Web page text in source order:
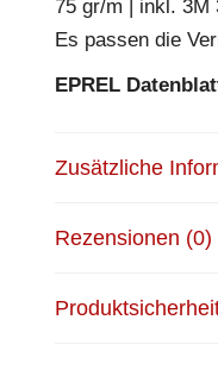
75 gr/m | inkl. 3M
Es passen die
EPREL
Zusätzliche
Rezensionen (0)